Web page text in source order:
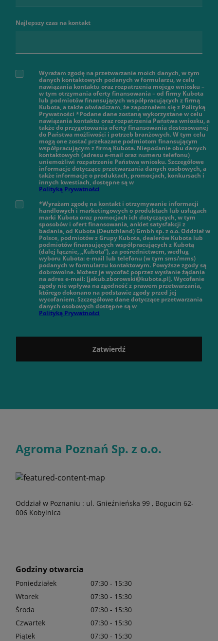
Najlepszy czas na kontakt
Wyrażam zgodę na przetwarzanie moich danych, w tym
danych kontaktowych podanych w formularzu, w celu
nawiązania kontaktu oraz rozpatrzenia mojego wniosku –
w tym otrzymania oferty finansowania – od firmy Kubota
lub podmiotów finansujących współpracujących z firmą
Kubota, a także oświadczam, że zapoznałem się z Polityką
Prywatności *Podane dane zostaną wykorzystane w celu
nawiązania kontaktu oraz rozpatrzenia Państwa wniosku, a
także do przygotowania oferty finansowania dostosowanej
do Państwa możliwości i potrzeb branżowych. W tym celu
mogą one zostać przekazane podmiotom finansującym
współpracującym z firmą Kubota. Niepodanie obu danych
kontaktowych (adresu e-mail oraz numeru telefonu)
uniemożliwi rozpatrzenie Państwa wniosku. Szczegółowe
informacje dotyczące przetwarzania danych osobowych, a
także informacje o produktach, promocjach, konkursach i
innych kwestiach, dostępne są w
Polityką Prywatności
*Wyrażam zgodę na kontakt i otrzymywanie informacji
handlowych i marketingowych o produktach lub usługach
marki Kubota oraz promocjach ich dotyczących, w tym
sposobów i ofert finansowania, ankiet satysfakcji z
badania, od Kubota (Deutchland) Gmbh sp. z o.o. Oddział w
Polsce, podmiotów z Grupy Kubota, dealerów Kubota lub
podmiotów finansujących współpracujących z Kubotą
(dalej łącznie, „Kubota”), za pośrednictwem, według
wyboru Kubota: e-mail lub telefonu (w tym sms/mms)
podanych w formularzu kontaktowym. Powyższe zgody są
dobrowolne. Możesz je wycofać poprzez wysłanie żądania
na adres e-mail: [jakub.zborowski@kubota.pl]. Wycofanie
zgody nie wpływa na zgodność z prawem przetwarzania,
którego dokonano na podstawie zgody przed jej
wycofaniem. Szczegółowe dane dotyczące przetwarzania
danych osobowych dostępne są w
Polityką Prywatności
Zatwierdź
Agroma Poznań Sp. z o.o.
Oddział w Poznaniu : ul. Gnieźnieńska 99 , Bogucin 62-
006 Kobylnica
Godziny otwarcia
Poniedziałek
07:30 - 15:30
Wtorek
07:30 - 15:30
Środa
07:30 - 15:30
Czwartek
07:30 - 15:30
Piątek
07:30 - 15:30